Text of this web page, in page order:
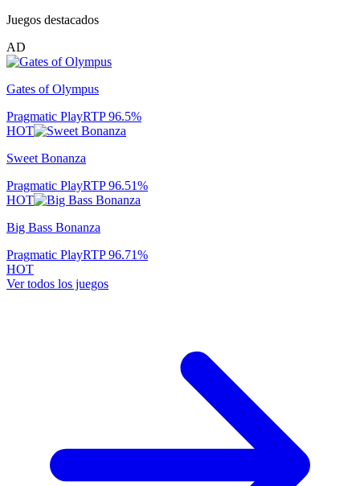
Juegos destacados
AD
Gates of Olympus
Pragmatic PlayRTP96.5%
HOT
Sweet Bonanza
Pragmatic PlayRTP96.51%
HOT
Big Bass Bonanza
Pragmatic PlayRTP96.71%
HOT
Ver todos los juegos